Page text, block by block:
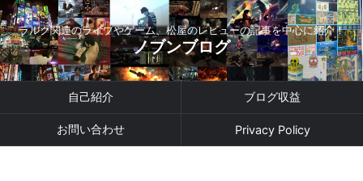
ラルク関連のライブやゲーム、松屋のレビューの記事を中心に紹介！
ノブンブログ
自己紹介 ブログ収益
お問い合わせ Privacy Policy